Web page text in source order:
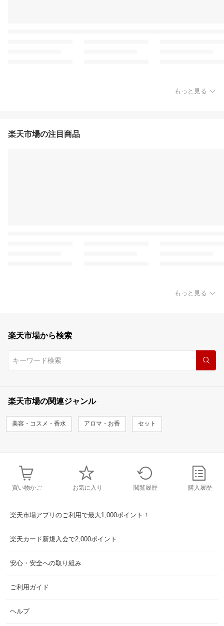
もっと見る
楽天市場の注目商品
もっと見る
楽天市場から検索
楽天市場の関連ジャンル
美容・コスメ・香水 アロマ・お香 セット
買い物かご お気に入り 閲覧履歴 購入履歴
楽天市場アプリのご利用で最大1,000ポイント！
楽天カード新規入会で2,000ポイント
安心・安全への取り組み
ご利用ガイド
ヘルプ